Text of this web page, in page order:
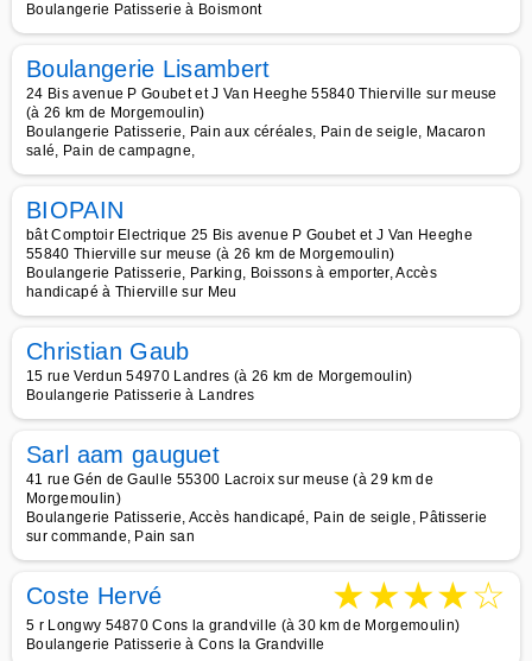
Boulangerie Patisserie à Boismont
Boulangerie Lisambert
24 Bis avenue P Goubet et J Van Heeghe 55840 Thierville sur meuse
(à 26 km de Morgemoulin)
Boulangerie Patisserie, Pain aux céréales, Pain de seigle, Macaron
salé, Pain de campagne,
BIOPAIN
bât Comptoir Electrique 25 Bis avenue P Goubet et J Van Heeghe
55840 Thierville sur meuse (à 26 km de Morgemoulin)
Boulangerie Patisserie, Parking, Boissons à emporter, Accès
handicapé à Thierville sur Meu
Christian Gaub
15 rue Verdun 54970 Landres (à 26 km de Morgemoulin)
Boulangerie Patisserie à Landres
Sarl aam gauguet
41 rue Gén de Gaulle 55300 Lacroix sur meuse (à 29 km de
Morgemoulin)
Boulangerie Patisserie, Accès handicapé, Pain de seigle, Pâtisserie
sur commande, Pain san
Coste Hervé ★★★★☆
5 r Longwy 54870 Cons la grandville (à 30 km de Morgemoulin)
Boulangerie Patisserie à Cons la Grandville